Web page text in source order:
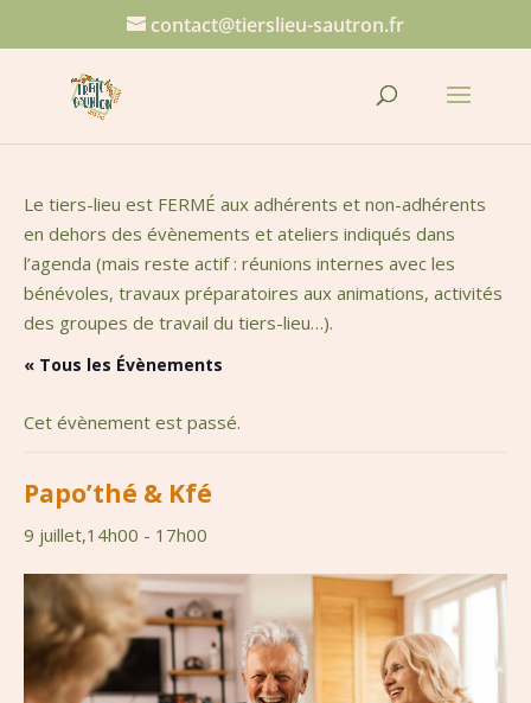
contact@tierslieu-sautron.fr
Le tiers-lieu est FERMÉ aux adhérents et non-adhérents
en dehors des évènements et ateliers indiqués dans
l’agenda (mais reste actif : réunions internes avec les
bénévoles, travaux préparatoires aux animations, activités
des groupes de travail du tiers-lieu…).
« Tous les Évènements
Cet évènement est passé.
Papo’thé & Kfé
9 juillet,14h00 - 17h00